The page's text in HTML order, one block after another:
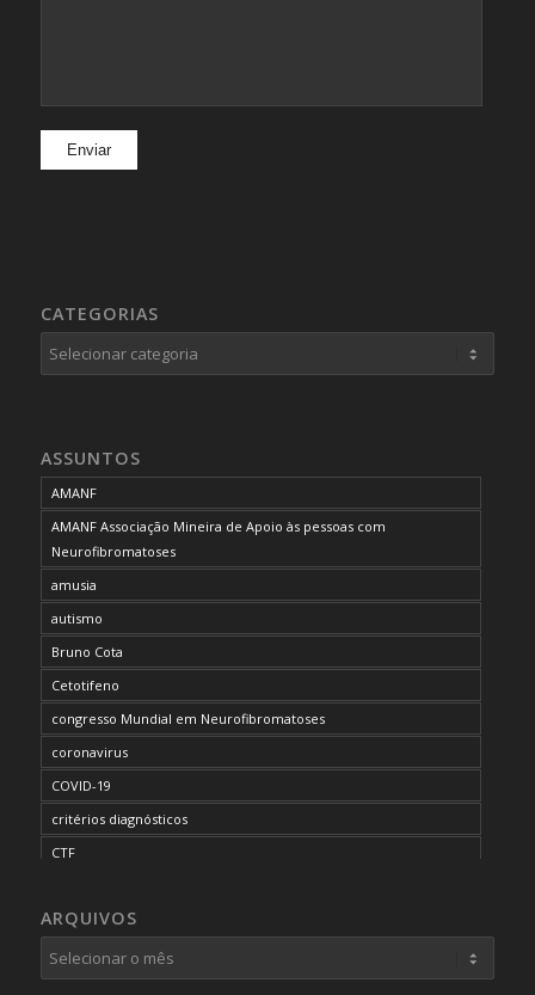
CATEGORIAS
Categorias
ASSUNTOS
AMANF
AMANF Associação Mineira de Apoio às pessoas com
Neurofibromatoses
amusia
autismo
Bruno Cota
Cetotifeno
congresso Mundial em Neurofibromatoses
coronavirus
COVID-19
critérios diagnósticos
CTF
desordem do processamento auditivo
diagnóstico
ARQUIVOS